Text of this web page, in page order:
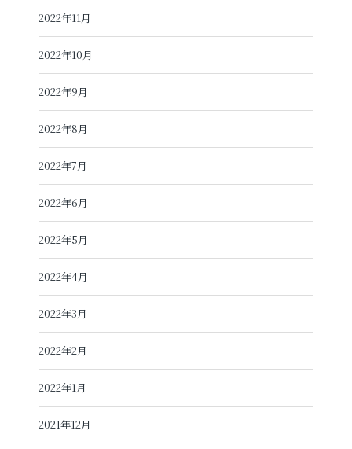
2022年11月
2022年10月
2022年9月
2022年8月
2022年7月
2022年6月
2022年5月
2022年4月
2022年3月
2022年2月
2022年1月
2021年12月